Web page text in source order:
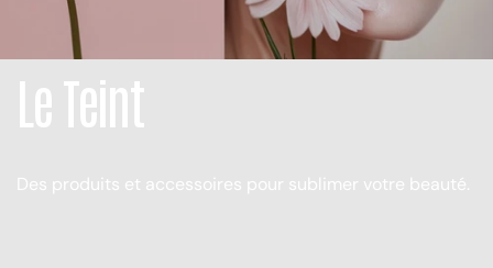
Le Teint
Des produits et accessoires pour sublimer votre beauté.